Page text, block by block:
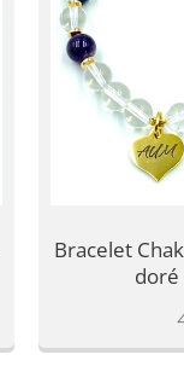
Bracelet
doré